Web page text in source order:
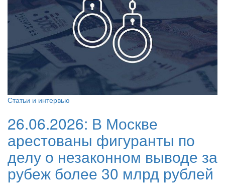
Статьи и интервью
26.06.2026: В Москве
арестованы фигуранты по
делу о незаконном выводе за
рубеж более 30 млрд рублей